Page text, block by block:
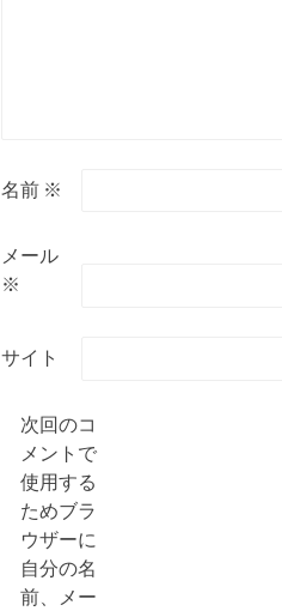
名前 ※
メール
※
サイト
次回のコ
メントで
使用する
ためブラ
ウザーに
自分の名
前、メー